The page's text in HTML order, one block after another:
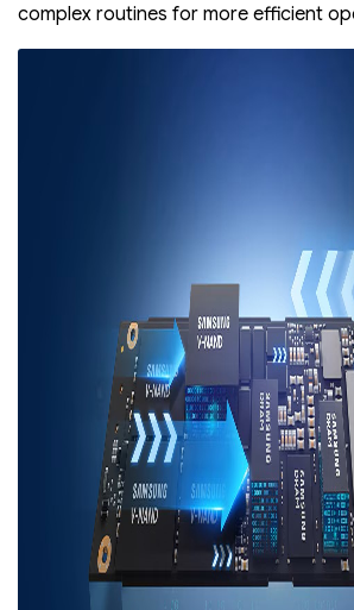
complex routines for more efficient